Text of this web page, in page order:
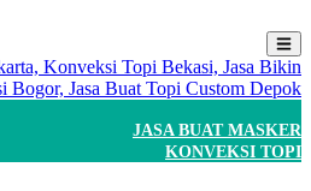
JASA BUAT MASKER
KONVEKSI TOPI